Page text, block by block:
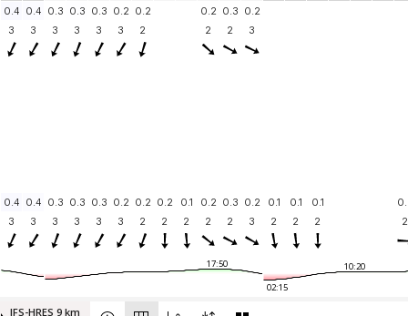
0.4 0.4 0.3 0.3 0.3 0.2 0.2 0.2 0.3 0.2
3
3 3 3 3 3 2 2 2 3
0.4 0.4 0.3 0.3 0.3 0.2 0.2 0.2 0.1 0.2 0.3 0.2 0.1 0.1 0.1
3
3 3 3 3 3 2 2 2 2 2 3 2 2 2 2
17:50
10:20
02:15
IFS-HRES 9 km